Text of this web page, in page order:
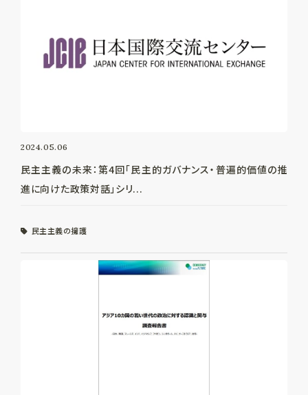
2024.05.06
民主主義の未来：第4回「民主的ガバナンス・普遍的価値の推
進に向けた政策対話」シリ...
民主主義の擁護